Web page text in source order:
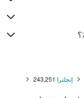
إنجلترا 243,251